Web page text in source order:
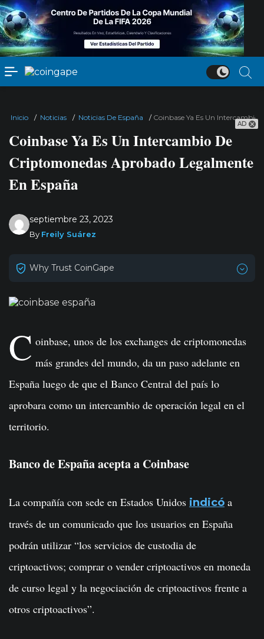
AD
Inicio / Noticias / Noticias De España / Coinbase Ya Es Un
Coinbase Ya Es Un Intercambio De
Criptomonedas Aprobado Legalmente
En España
septiembre 23, 2023
By Freily Suárez
Why Trust CoinGape
C oinbase, unos de los exchanges de criptomonedas
más grandes del mundo, da un paso adelante en
España luego de que el Banco Central del país lo
aprobara como un intercambio de operación legal en el
territorio.
Banco de España acepta a Coinbase
La compañía con sede en Estados Unidos indicó a
través de un comunicado que los usuarios en España
podrán utilizar “los servicios de custodia de
criptoactivos; comprar o vender criptoactivos en moneda
de curso legal y la negociación de criptoactivos frente a
otros criptoactivos”.